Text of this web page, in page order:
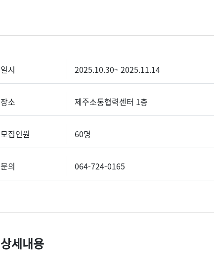
일시 2025.10.30~ 2025.11.14
장소 제주소통협력센터 1층
모집인원 60명
문의 064-724-0165
상세내용